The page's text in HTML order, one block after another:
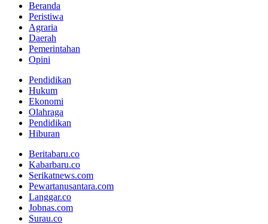
Beranda
Peristiwa
Agraria
Daerah
Pemerintahan
Opini
Pendidikan
Hukum
Ekonomi
Olahraga
Pendidikan
Hiburan
Beritabaru.co
Kabarbaru.co
Serikatnews.com
Pewartanusantara.com
Langgar.co
Jobnas.com
Surau.co